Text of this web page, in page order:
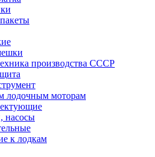
производства СССР
лодочным моторам
насосы
к лодкам